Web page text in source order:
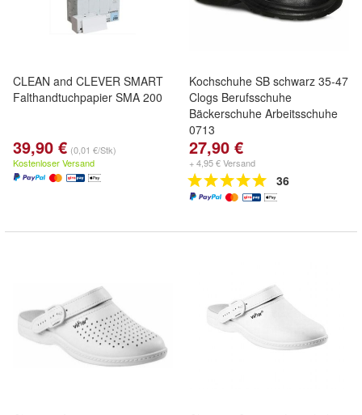
CLEAN and CLEVER SMART
Falthandtuchpapier SMA 200
39,90 € (0,01 €/Stk)
Kostenloser Versand
Kochschuhe SB schwarz 35-47
Clogs Berufsschuhe
Bäckerschuhe Arbeitsschuhe
0713
27,90 €
+ 4,95 € Versand
36